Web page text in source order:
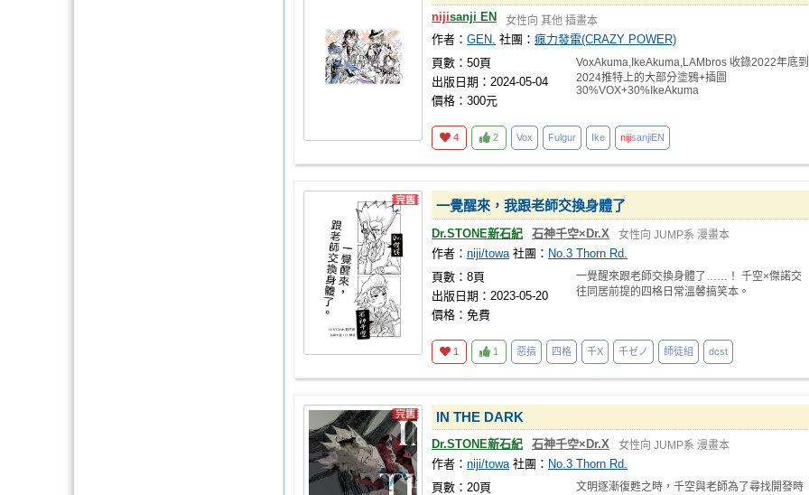
nijisanji EN 女性向 其他 插畫本
作者： GEN. 社團： 瘋力發電(CRAZY POWER)
頁數：50頁
出版日期：2024-05-04
價格：300元
VoxAkuma,IkeAkuma,LAMbros 收錄2022年底到
2024推特上的大部分塗鴉+插圖
30%VOX+30%IkeAkuma
4 2 Vox Fulgur Ike nijisanjiEN
一覺醒來，我跟老師交換身體了
Dr.STONE新石紀 石神千空×Dr.X 女性向 JUMP系 漫畫本
作者： niji/towa 社團： No.3 Thorn Rd.
頁數：8頁
出版日期：2023-05-20
價格：免費
一覺醒來跟老師交換身體了……！ 千空×傑諾交
往同居前提的四格日常溫馨搞笑本。
1 1 惡搞 四格 千X 千ゼノ 師徒組 dcst
IN THE DARK
Dr.STONE新石紀 石神千空×Dr.X 女性向 JUMP系 漫畫本
作者： niji/towa 社團： No.3 Thorn Rd.
頁數：20頁
文明逐漸復甦之時，千空與老師為了尋找開發時